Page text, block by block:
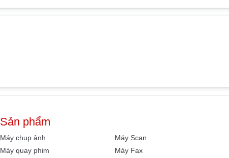
Sản phẩm
Máy chụp ảnh
Máy quay phim
Máy Scan
Máy Fax